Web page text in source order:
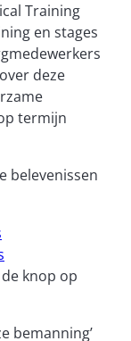
Training
en stages
deze
termijn
belevenissen
knop op
bemanning’